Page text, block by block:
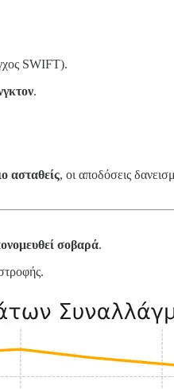
SWIFT).
.
ασταθείς, οι αποδόσεις
σοβαρά.